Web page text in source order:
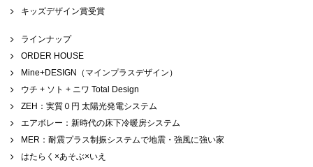
キッズデザイン賞受賞
ラインナップ
ORDER HOUSE
Mine+DESIGN（マインプラスデザイン）
ウチ + ソト + ニワ Total Design
ZEH：実質０円 太陽光発電システム
エアボレー：新時代の床下冷暖房システム
MER：耐震プラス制振システムで地震・強風に強い家
はたらく×あそぶ×いえ